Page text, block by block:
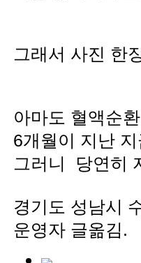
그래서 사진 한
아마도 혈액순
6개월이 지난
그러니 당연히
경기도 성남시
운영자 글옮김.